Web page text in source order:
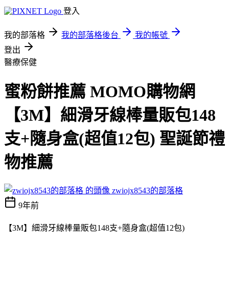
登入
我的部落格 我的部落格後台
我的帳號
登出
醫療保健
蜜粉餅推薦 MOMO購物網
【3M】細滑牙線棒量販包148
支+隨身盒(超值12包) 聖誕節禮
物推薦
zwiojx8543的部落格
9年前
【3M】細滑牙線棒量販包148支+隨身盒(超值12包)